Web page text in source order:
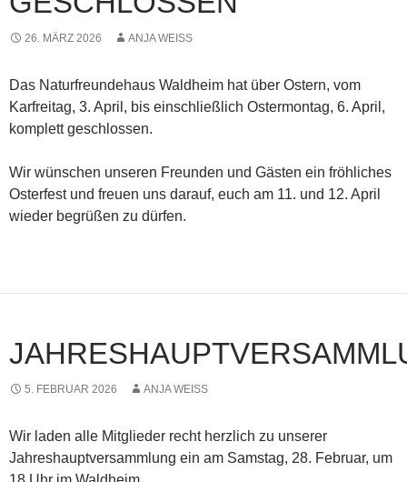
26. MÄRZ 2026 ANJA WEISS
Das Naturfreundehaus Waldheim hat über Ostern, vom
Karfreitag, 3. April, bis einschließlich Ostermontag, 6. April,
komplett geschlossen.
Wir wünschen unseren Freunden und Gästen ein fröhliches
Osterfest und freuen uns darauf, euch am 11. und 12. April
wieder begrüßen zu dürfen.
5. FEBRUAR 2026 ANJA WEISS
Wir laden alle Mitglieder recht herzlich zu unserer
Jahreshauptversammlung ein am Samstag, 28. Februar, um